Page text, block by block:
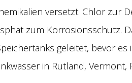
versetzt: Chlor zur
zum Korrosionsschutz.
geleitet, bevor es
in Rutland, Vermont,